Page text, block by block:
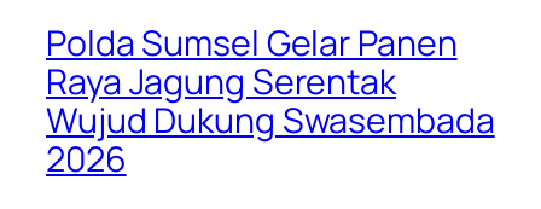
Polda Sumsel Gelar Panen
Raya Jagung Serentak
Wujud Dukung Swasembada
2026